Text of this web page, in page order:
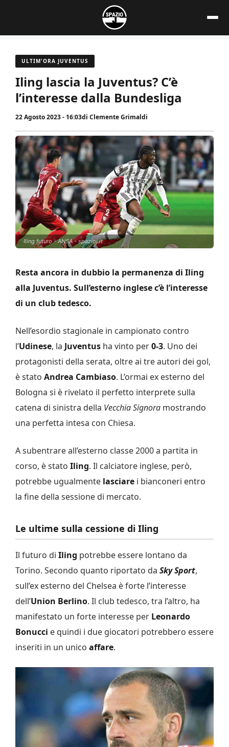
contenuto
ULTIM'ORA JUVENTUS
Iling lascia la Juventus? C’è
l’interesse dalla Bundesliga
22 Agosto 2023 - 16:03di Clemente Grimaldi
Iling futuro - ANSA - spazioj.it
Resta ancora in dubbio la permanenza di Iling
alla Juventus. Sull’esterno inglese c’è l’interesse
di un club tedesco.
Nell’esordio stagionale in campionato contro
l’Udinese, la Juventus ha vinto per0-3. Uno dei
protagonisti della serata, oltre ai tre autori dei gol,
è stato Andrea Cambiaso. L’ormai ex esterno del
Bologna si è rivelato il perfetto interprete sulla
catena di sinistra della Vecchia Signora mostrando
una perfetta intesa con Chiesa.
A subentrare all’esterno classe 2000 a partita in
corso, è stato Iling. Il calciatore inglese, però,
potrebbe ugualmente lasciare i bianconeri entro
la fine della sessione di mercato.
Le ultime sulla cessione di Iling
Il futuro di Iling potrebbe essere lontano da
Torino. Secondo quanto riportato da Sky Sport,
sull’ex esterno del Chelsea è forte l’interesse
dell’Union Berlino. Il club tedesco, tra l’altro, ha
manifestato un forte interesse per Leonardo
Bonucci e quindi i due giocatori potrebbero essere
inseriti in un unico affare.